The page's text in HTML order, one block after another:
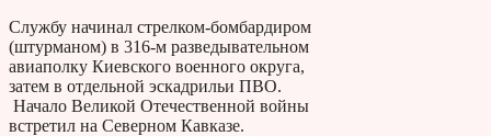
Службу начинал стрелком-бомбардиром
(штурманом) в 316-м разведывательном
авиаполку Киевского военного округа,
затем в отдельной эскадрильи ПВО.
Начало Великой Отечественной войны
встретил на Северном Кавказе.